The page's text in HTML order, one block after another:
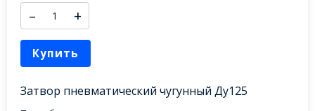
– +
Купить
Затвор пневматический чугунный Ду125